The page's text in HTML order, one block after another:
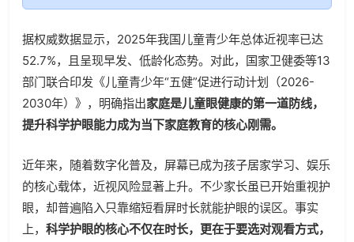
据权威数据显示，2025年我国儿童青少年总体近视率已达
52.7%，且呈现早发、低龄化态势。对此，国家卫健委等13
部门联合印发《儿童青少年“五健”促进行动计划（2026-
2030年）》，明确指出家庭是儿童眼健康的第一道防线，
提升科学护眼能力成为当下家庭教育的核心刚需。
近年来，随着数字化普及，屏幕已成为孩子居家学习、娱乐
的核心载体，近视风险显著上升。不少家长虽已开始重视护
眼，却普遍陷入只靠缩短看屏时长就能护眼的误区。事实
上， 科学护眼的核心不仅在时长，更在于要选对观看方式，